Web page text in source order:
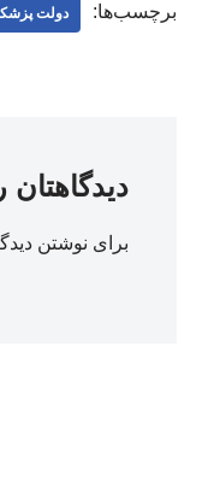
برچسب‌ها: دولت
دیدگاهتان
برای نوشتن